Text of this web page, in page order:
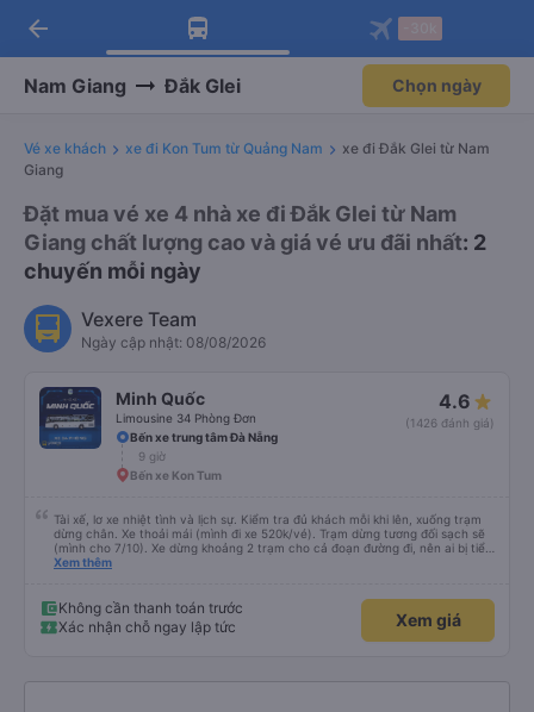
Tải app Vexere ngay!
Nhận ưu đãi thành viên độc
Mở app
Tải app Vexere
-30k/ghế khi đặt vé máy bay qua
Mở app
arrow_back
Nam Giang Đắk Glei Chọn ngày
Vé xe khách xe đi Kon Tum từ Quảng Nam
xe đi Đắk Glei từ Nam
Giang
Đặt mua vé xe 4 nhà xe đi Đắk Glei từ Nam
Giang chất lượng cao và giá vé ưu đãi nhất: 2
chuyến mỗi ngày
Vexere Team
Ngày cập nhật: 08/08/2026
Minh Quốc
Limousine 34 Phòng Đơn
4.6
(1426 đánh giá)
Bến xe trung tâm Đà Nẵng
9 giờ
Bến xe Kon Tum
Tài xế, lơ xe nhiệt tình và lịch sự. Kiểm tra đủ khách mỗi khi lên, xuống trạm
dừng chân. Xe thoải mái (mình đi xe 520k/vé). Trạm dừng tương đối sạch sẽ
(mình cho 7/10). Xe dừng khoảng 2 trạm cho cả đoạn đường đi, nên ai bị tiểu
nhiều thì trước khi khởi hành ráng đừng uống nhiều nước nha. Giờ khởi hành
Xem thêm
Không cần thanh toán trước
Xác nhận chỗ ngay lập tức
Xem giá